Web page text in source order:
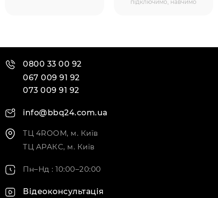
підключимо, навчимо
0800 33 00 92
067 009 91 92
073 009 91 92
info@bbq24.com.ua
ТЦ 4ROOM, м. Київ
ТЦ АРАКС, м. Київ
Пн–Нд : 10:00–20:00
Відеоконсультація